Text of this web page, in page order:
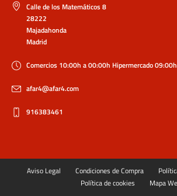
Calle de los Matemáticos 8
28222
Majadahonda
Madrid
Comercios 10:00h a 00:00h Hipermercado
afar4@afar4.com
916383461
Aviso Legal Condiciones de Compra
Política de cookies
Mapa